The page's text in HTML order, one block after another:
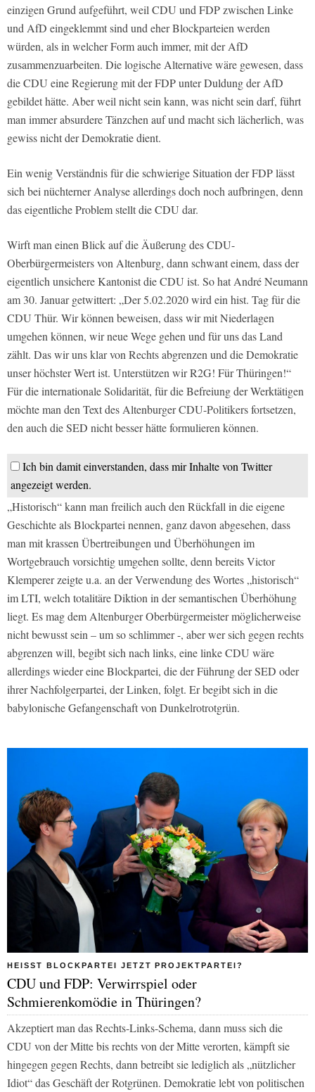
einzigen Grund aufgeführt, weil CDU und FDP zwischen Linke
und AfD eingeklemmt sind und eher Blockparteien werden
würden, als in welcher Form auch immer, mit der AfD
zusammenzuarbeiten. Die logische Alternative wäre gewesen, dass
die CDU eine Regierung mit der FDP unter Duldung der AfD
gebildet hätte. Aber weil nicht sein kann, was nicht sein darf, führt
man immer absurdere Tänzchen auf und macht sich lächerlich, was
gewiss nicht der Demokratie dient.
Ein wenig Verständnis für die schwierige Situation der FDP lässt
sich bei nüchterner Analyse allerdings doch noch aufbringen, denn
das eigentliche Problem stellt die CDU dar.
Wirft man einen Blick auf die Äußerung des CDU-
Oberbürgermeisters von Altenburg, dann schwant einem, dass der
eigentlich unsichere Kantonist die CDU ist. So hat André Neumann
am 30. Januar getwittert: „Der 5.02.2020 wird ein hist. Tag für die
CDU Thür. Wir können beweisen, dass wir mit Niederlagen
umgehen können, wir neue Wege gehen und für uns das Land
zählt. Das wir uns klar von Rechts abgrenzen und die Demokratie
unser höchster Wert ist. Unterstützen wir R2G! Für Thüringen!“
Für die internationale Solidarität, für die Befreiung der Werktätigen
möchte man den Text des Altenburger CDU-Politikers fortsetzen,
den auch die SED nicht besser hätte formulieren können.
Ich bin damit einverstanden, dass mir Inhalte von Twitter
angezeigt werden.
„Historisch“ kann man freilich auch den Rückfall in die eigene
Geschichte als Blockpartei nennen, ganz davon abgesehen, dass
man mit krassen Übertreibungen und Überhöhungen im
Wortgebrauch vorsichtig umgehen sollte, denn bereits Victor
Klemperer zeigte u.a. an der Verwendung des Wortes „historisch“
im LTI, welch totalitäre Diktion in der semantischen Überhöhung
liegt. Es mag dem Altenburger Oberbürgermeister möglicherweise
nicht bewusst sein – um so schlimmer -, aber wer sich gegen rechts
abgrenzen will, begibt sich nach links, eine linke CDU wäre
allerdings wieder eine Blockpartei, die der Führung der SED oder
ihrer Nachfolgerpartei, der Linken, folgt. Er begibt sich in die
babylonische Gefangenschaft von Dunkelrotrotgrün.
HEISST BLOCKPARTEI JETZT PROJEKTPARTEI?
CDU und FDP: Verwirrspiel oder
Schmierenkomödie in Thüringen?
Akzeptiert man das Rechts-Links-Schema, dann muss sich die
CDU von der Mitte bis rechts von der Mitte verorten, kämpft sie
hingegen gegen Rechts, dann betreibt sie lediglich als „nützlicher
Idiot“ das Geschäft der Rotgrünen. Demokratie lebt von politischen